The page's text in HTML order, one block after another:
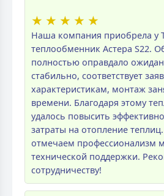
★ ★ ★ ★ ★
Наша компания приобрела у
теплообменник Астера S22.
полностью оправдало
стабильно, соответствует
характеристикам, монтаж
времени. Благодаря этому
удалось повысить
затраты на отопление
отмечаем профессионализм
технической поддержки.
сотрудничеству!